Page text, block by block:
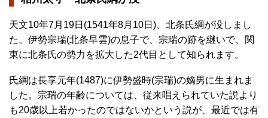
天文10年7月19日(1541年8月10日)、北条氏綱が没しまし
た。伊勢宗瑞(北条早雲)の息子で、宗瑞の跡を継いで、関
東に北条氏の勢力を拡大した2代目として知られます。
氏綱は長享元年(1487)に伊勢盛時(宗瑞)の嫡男に生まれま
した。宗瑞の年齢については、従来唱えられていた説より
も20歳以上若かったのではないかという説が、最近では有